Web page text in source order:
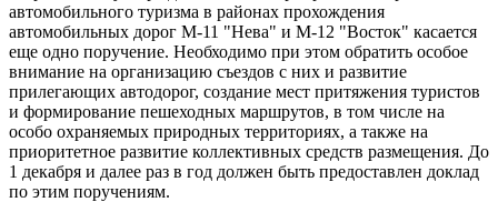
автомобильного туризма в районах прохождения
автомобильных дорог М-11 "Нева" и М-12 "Восток" касается
еще одно поручение. Необходимо при этом обратить особое
внимание на организацию съездов с них и развитие
прилегающих автодорог, создание мест притяжения туристов
и формирование пешеходных маршрутов, в том числе на
особо охраняемых природных территориях, а также на
приоритетное развитие коллективных средств размещения. До
1 декабря и далее раз в год должен быть предоставлен доклад
по этим поручениям.